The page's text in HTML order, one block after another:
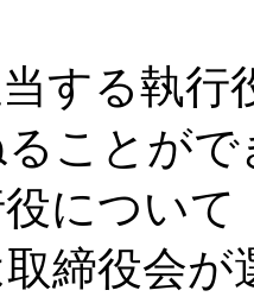
る執行
ことがで
について
締役会